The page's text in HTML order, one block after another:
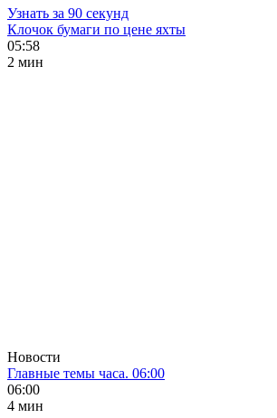
Узнать за 90 секунд
Клочок бумаги по цене яхты
05:58
2 мин
Новости
Главные темы часа. 06:00
06:00
4 мин